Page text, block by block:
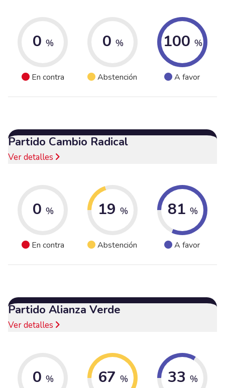
0 %
En contra
0 %
Abstención
100 %
A favor
Partido Cambio Radical
Ver detalles
0 %
En contra
19 %
Abstención
81 %
A favor
Partido Alianza Verde
Ver detalles
0 % 67 % 33 %